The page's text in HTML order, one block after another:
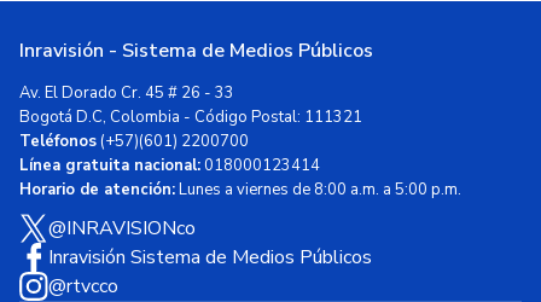
Inravisión - Sistema de Medios Públicos
Av. El Dorado Cr. 45 # 26 - 33
Bogotá D.C, Colombia - Código Postal: 111321
Teléfonos(+57)(601) 2200700
Línea gratuita nacional:018000123414
Horario de atención:Lunes a viernes de 8:00 a.m. a 5:00 p.m.
@INRAVISIONco
Inravisión Sistema de Medios Públicos
@rtvcco